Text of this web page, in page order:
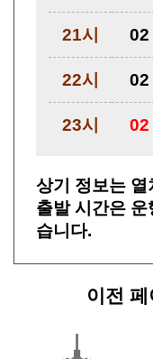
21시 02
22시 02
23시 02
상기 정보는 열
출발 시간은
습니다.
이전 페